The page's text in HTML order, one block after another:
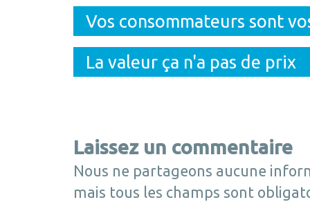
Vos consommateurs sont
La valeur ça n'a pas de prix
Laissez un commentaire
Nous ne partageons aucune
mais tous les champs sont